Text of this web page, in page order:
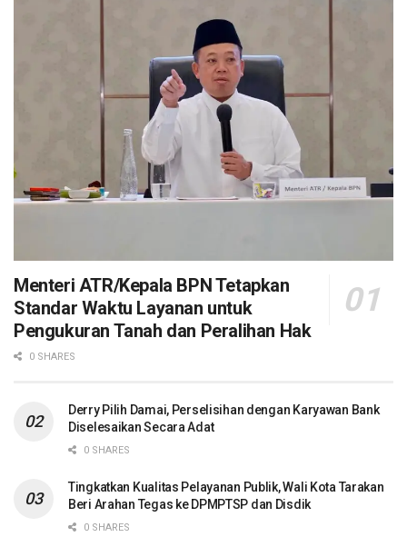
Menteri ATR/Kepala BPN Tetapkan
Standar Waktu Layanan untuk
Pengukuran Tanah dan Peralihan Hak
0 SHARES
Derry Pilih Damai, Perselisihan dengan Karyawan Bank
Diselesaikan Secara Adat
0 SHARES
Tingkatkan Kualitas Pelayanan Publik, Wali Kota Tarakan
Beri Arahan Tegas ke DPMPTSP dan Disdik
0 SHARES